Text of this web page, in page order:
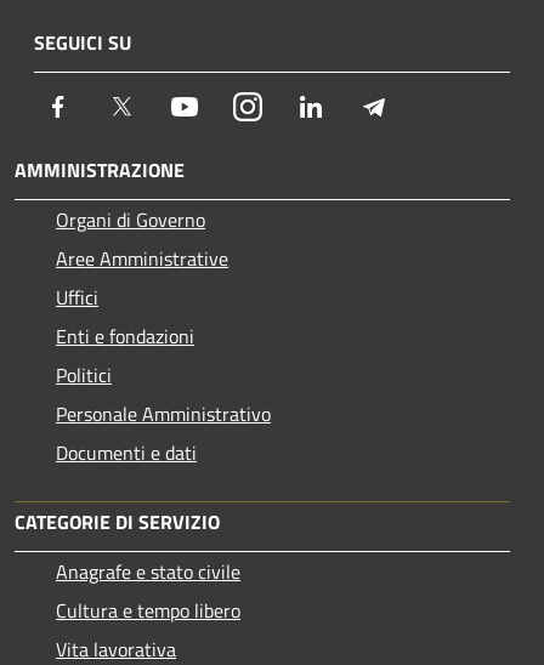
SEGUICI SU
Facebook Twitter YoutubeInstagram LinkedIn
AMMINISTRAZIONE
Organi di Governo
Aree Amministrative
Uffici
Enti e fondazioni
Politici
Personale Amministrativo
Documenti e dati
CATEGORIE DI SERVIZIO
Anagrafe e stato civile
Cultura e tempo libero
Vita lavorativa